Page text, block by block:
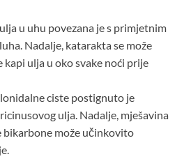
u uhu povezana je s primjetnim
Nadalje, katarakta se može
ulja u oko svake noći prije
ciste postignuto je
ulja. Nadalje, mješavina
bikarbone može učinkovito